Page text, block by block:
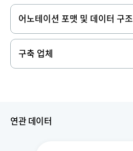
어노테이션 포맷 및 데이터 구조
구축 업체
연관 데이터